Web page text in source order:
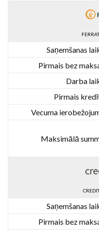
Saņemšanas
Pirmais bez
Darba
Pirmais
Vecuma
Maksimālā
Saņemšanas
Pirmais bez